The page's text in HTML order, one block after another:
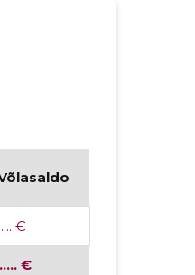
€
€